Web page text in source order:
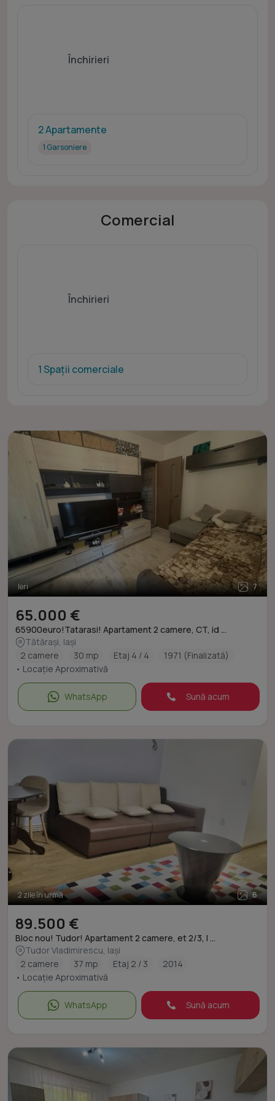
Închirieri
2 Apartamente
1 Garsoniere
Comercial
Închirieri
1 Spații comerciale
Ieri 7
65.000 €
65900euro!Tatarasi! Apartament 2 camere, CT, id ...
Tătărași, Iași
2 camere
30 mp Etaj 4 / 4
1971 (Finalizată)
• Locație Aproximativă
WhatsApp Sună acum
2 zile în urmă 6
89.500 €
Bloc nou! Tudor! Apartament 2 camere, et 2/3, l ...
Tudor Vladimirescu, Iași
2 camere
37 mp Etaj 2 / 3
2014
• Locație Aproximativă
WhatsApp Sună acum